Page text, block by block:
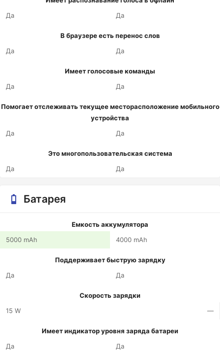
Да
Да
В браузере есть перенос слов
Да
Да
Имеет голосовые команды
Да
Да
Помогает отслеживать текущее месторасположение мобильного
устройства
Да
Да
Это многопользовательская система
Да
Да
Батарея
Емкость аккумулятора
5000 mAh
4000 mAh
Поддерживает быструю зарядку
Да
Да
Скорость зарядки
15 W
—
Имеет индикатор уровня заряда батареи
Да
Да